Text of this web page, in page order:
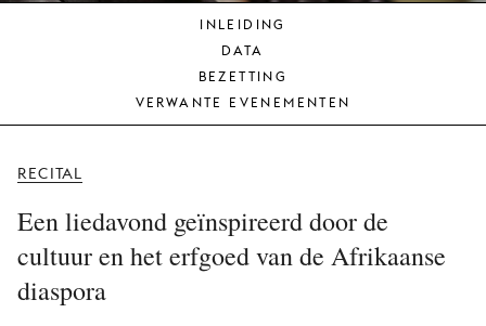
INLEIDING
DATA
BEZETTING
VERWANTE EVENEMENTEN
RECITAL
Een liedavond geïnspireerd door de
cultuur en het erfgoed van de Afrikaanse
diaspora